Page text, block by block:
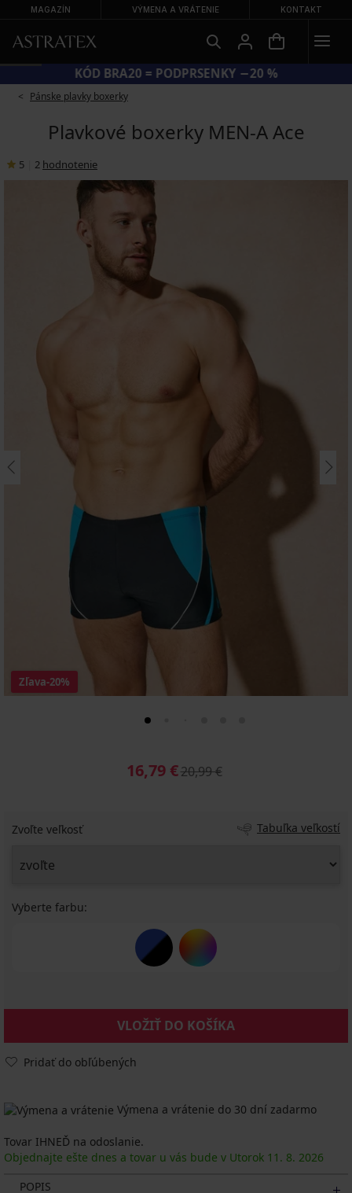
MAGAZÍN VÝMENA A VRÁTENIE KONTAKT
KÓD BRA20 = PODPRSENKY −20 %
Pánske plavky boxerky
Plavkové boxerky MEN-A Ace
5 2 hodnotenie
Zľava-20%
16,79 €20,99 €
Zvoľte veľkosť Tabuľka veľkostí
Vyberte farbu:
VLOŽIŤ DO KOŠÍKA
Pridať do obľúbených
Výmena a vrátenie do 30 dní zadarmo
Tovar IHNEĎ na odoslanie.
Objednajte ešte dnes a tovar u vás bude v Utorok 11. 8. 2026
POPIS